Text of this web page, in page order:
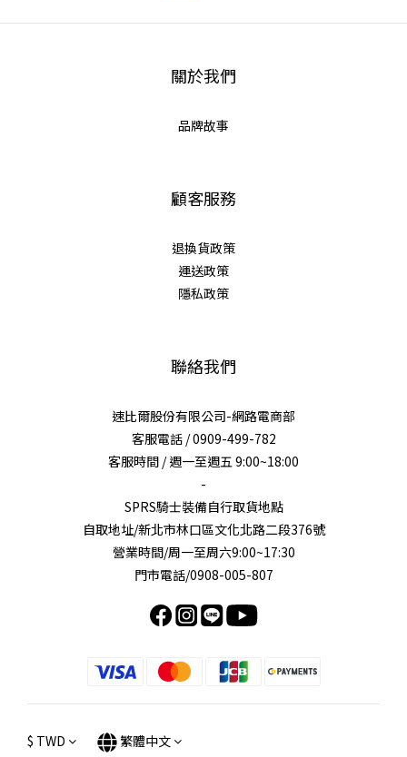
關於我們
品牌故事
顧客服務
退換貨政策
運送政策
隱私政策
聯絡我們
速比爾股份有限公司-網路電商部
客服電話 / 0909-499-782
客服時間 / 週一至週五 9:00~18:00
-
SPRS騎士裝備自行取貨地點
自取地址/新北市林口區文化北路二段376號
營業時間/周一至周六9:00~17:30
門市電話/0908-005-807
$ TWD 繁體中文